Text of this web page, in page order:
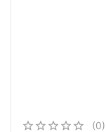
(0)